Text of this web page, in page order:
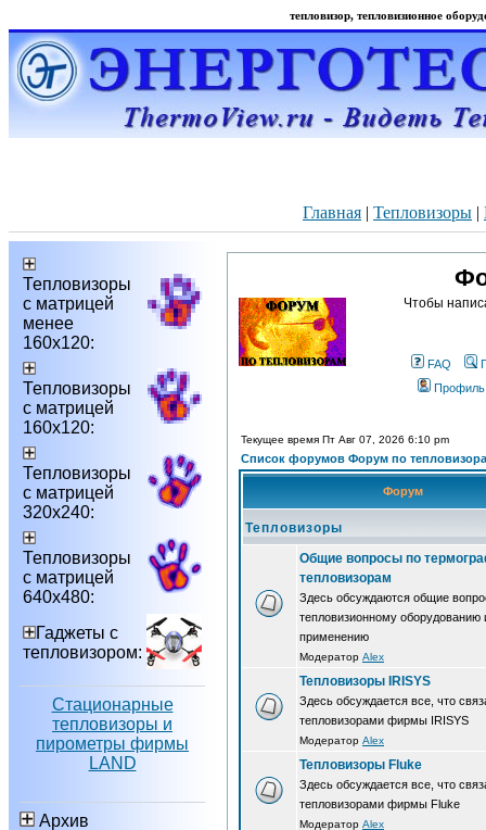
тепловизор, тепловизионное
Главная | Тепловизоры |
Тепловизоры
с матрицей
менее
160х120:
Тепловизоры
с матрицей
160х120:
Тепловизоры
с матрицей
320х240:
Тепловизоры
с матрицей
640х480:
Гаджеты с
тепловизором:
Стационарные
тепловизоры и
пирометры фирмы
LAND
Архив
Чтобы
FAQ
Профиль
Текущее время Пт Авг 07, 2026 6:10 pm
Список форумов Форум по
Форум
Тепловизоры
Общие вопросы по
тепловизорам
Здесь обсуждаются общие
тепловизионному оборудованию
применению
Модератор Alex
Тепловизоры IRISYS
Здесь обсуждается все, что
тепловизорами фирмы IRISYS
Модератор Alex
Тепловизоры Fluke
Здесь обсуждается все, что
тепловизорами фирмы Fluke
Модератор Alex